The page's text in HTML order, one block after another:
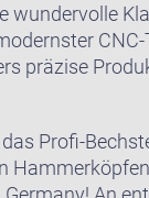
wundervolle
präzise
Profi-